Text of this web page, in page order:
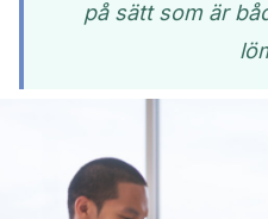
på sätt som är